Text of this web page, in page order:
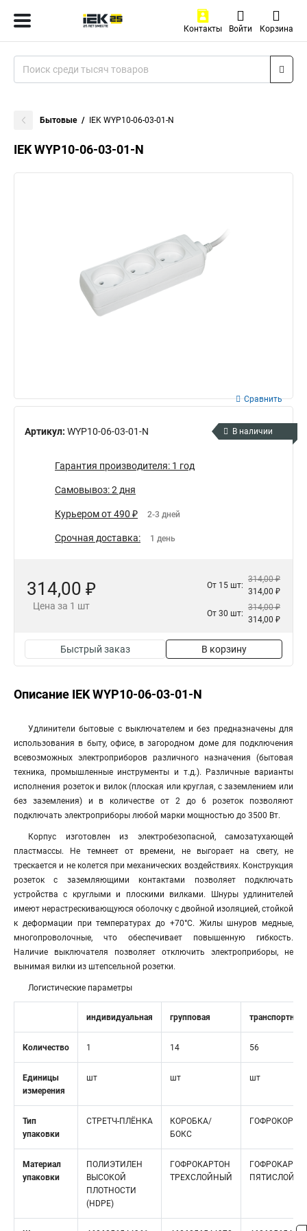
Контакты Войти Корзина
Бытовые IEK WYP10-06-03-01-N
IEK WYP10-06-03-01-N
Артикул: WYP10-06-03-01-N
Сравнить
В наличии
Гарантия производителя: 1 год
Самовывоз: 2 дня
Курьером от 490 ₽ 2-3 дней
Срочная доставка: 1 день
314,00 ₽
Цена за 1 шт
От 15 шт:
314,00 ₽
314,00 ₽
От 30 шт:
314,00 ₽
314,00 ₽
Быстрый заказ В корзину
Описание IEK WYP10-06-03-01-N
Удлинители бытовые с выключателем и без предназначены для
использования в быту, офисе, в загородном доме для подключения
всевозможных электроприборов различного назначения (бытовая
техника, промышленные инструменты и т.д.). Различные варианты
исполнения розеток и вилок (плоская или круглая, с заземлением или
без заземления) и в количестве от 2 до 6 розеток позволяют
подключать электроприборы любой марки мощностью до 3500 Вт.
Корпус изготовлен из электробезопасной, самозатухающей
пластмассы. Не темнеет от времени, не выгорает на свету, не
трескается и не колется при механических воздействиях. Конструкция
розеток с заземляющими контактами позволяет подключать
устройства с круглыми и плоскими вилками. Шнуры удлинителей
имеют нерастрескивающуюся оболочку с двойной изоляцией, стойкой
к деформации при температурах до +70°С. Жилы шнуров медные,
многопроволочные, что обеспечивает повышенную гибкость.
Наличие выключателя позволяет отключить электроприборы, не
вынимая вилки из штепсельной розетки.
Логистические параметры
индивидуальная групповая транспортная
Количество 1 14 56
Единицы
измерения
шт шт шт
Тип
упаковки
СТРЕТЧ-ПЛЁНКА
КОРОБКА/
БОКС
ГОФРОКОРОБ
Материал
упаковки
ПОЛИЭТИЛЕН
ВЫСОКОЙ
ПЛОТНОСТИ
(HDPE)
ГОФРОКАРТОН
ТРЕХСЛОЙНЫЙ